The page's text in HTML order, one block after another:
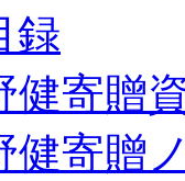
録
健寄贈
健寄贈